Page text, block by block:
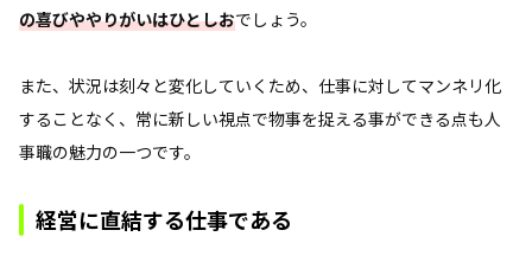
の喜びややりがいはひとしおでしょう。
また、状況は刻々と変化していくため、仕事に対してマンネリ化
することなく、常に新しい視点で物事を捉える事ができる点も人
事職の魅力の一つです。
経営に直結する仕事である